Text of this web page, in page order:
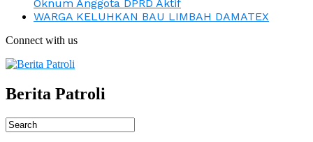
Oknum Anggota DPRD Aktif
WARGA KELUHKAN BAU LIMBAH DAMATEX
Connect with us
Berita Patroli